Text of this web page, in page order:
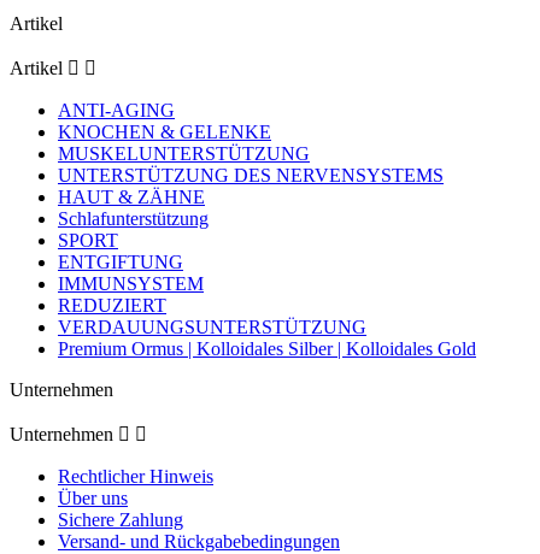
Artikel
Artikel  
ANTI-AGING
KNOCHEN & GELENKE
MUSKELUNTERSTÜTZUNG
UNTERSTÜTZUNG DES NERVENSYSTEMS
HAUT & ZÄHNE
Schlafunterstützung
SPORT
ENTGIFTUNG
IMMUNSYSTEM
REDUZIERT
VERDAUUNGSUNTERSTÜTZUNG
Premium Ormus | Kolloidales Silber | Kolloidales Gold
Unternehmen
Unternehmen  
Rechtlicher Hinweis
Über uns
Sichere Zahlung
Versand- und Rückgabebedingungen